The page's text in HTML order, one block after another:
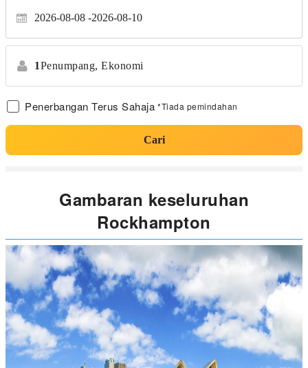
2026-08-08 2026-08-10
1Penumpang, Ekonomi
Penerbangan Terus Sahaja *Tiada pemindahan
Cari
Gambaran keseluruhan
Rockhampton